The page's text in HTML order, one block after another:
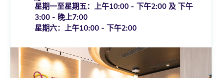
星期一至星期五：上午10:00 - 下午2:00 及 下午
3:00 - 晚上7:00
星期六：上午10:00 - 下午2:00